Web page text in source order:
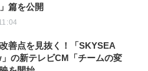
篇を公開
善点を見抜く！「SKYSEA
の新テレビCM「チームの変